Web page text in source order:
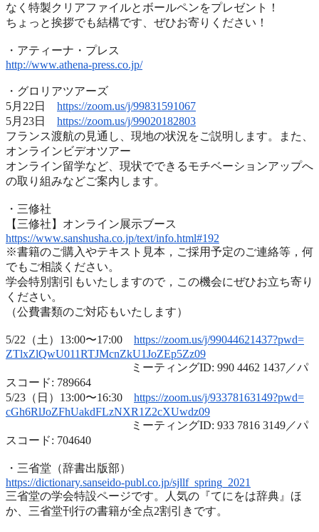
なく特製クリアファイルとボールペンをプレゼント！
ちょっと挨拶でも結構です、ぜひお寄りください！
・アティーナ・プレス
http://www.athena-press.co.jp/
・グロリアツアーズ
5月22日 https://zoom.us/j/99831591067
5月23日 https://zoom.us/j/99020182803
フランス渡航の見通し、現地の状況をご説明します。また、
オンラインビデオツアー
オンライン留学など、 現状でできるモチベーションアップへ
の取り組みなどご案内します。
・三修社
【三修社】オンライン展示ブース
https://www.sanshusha.co.jp/text/info.html#192
※書籍のご購入やテキスト見本，ご採用予定のご連絡等， 何
でもご相談ください。
学会特別割引もいたしますので， この機会にぜひお立ち寄り
ください。
（公費書類のご対応もいたします）
5/22（土）13:00〜17:00 https://zoom.us/j/99044621437?pwd=
ZTlxZlQwU011RTJMcnZkU1JoZEp5Zz09
ミーティングID: 990 4462 1437／パ
スコード: 789664
5/23（日）13:00〜16:30 https://zoom.us/j/93378163149?pwd=
cGh6RlJoZFhUakdFLzNXR1Z2cXUwdz09
ミーティングID: 933 7816 3149／パ
スコード: 704640
・三省堂（辞書出版部）
https://dictionary.sanseido-publ.co.jp/sjllf_spring_2021
三省堂の学会特設ページです。人気の『てにをは辞典』ほ
か、 三省堂刊行の書籍が全点2割引きです。